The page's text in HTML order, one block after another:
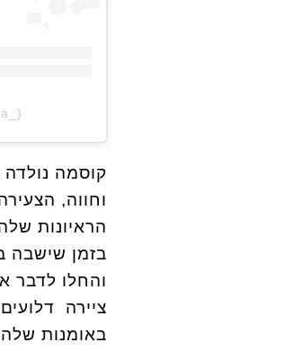
וחווה,
הראיונות
בזמן שישבה
והחלו לדבר
ציירה
באומנות